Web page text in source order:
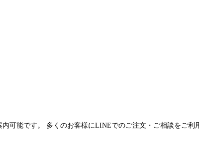
可能です。 多くのお客様にLINEでのご注文・ご相談をご利